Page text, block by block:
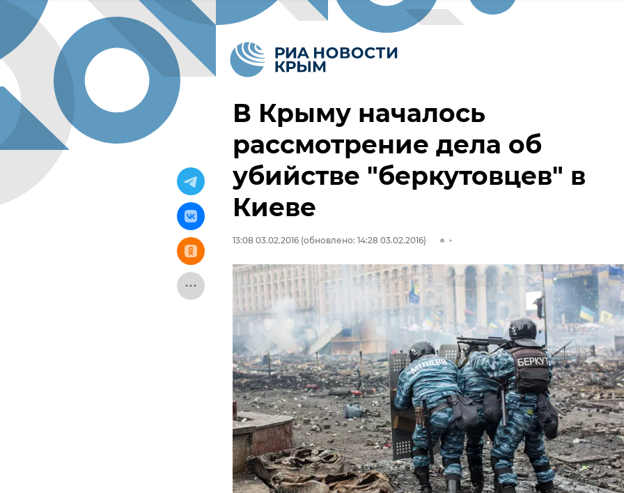
В Крыму началось
рассмотрение дела об
убийстве "беркутовцев" в
Киеве
13:08 03.02.2016 (обновлено: 14:28 03.02.2016)